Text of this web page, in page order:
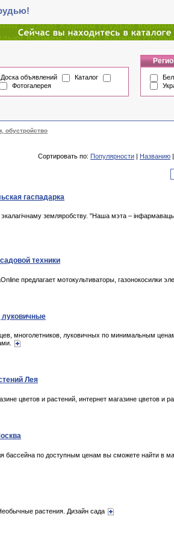
Доска объявлений
Каталог
Фотогалерея
обустройство
Сортировать по: Популярности | Названию |
гаспадарка
земляробству. "Наша мэта –
техники
предлагает мотокультиваторы, газонокосилки
многолетников, луковичных по минимальным
Лея
цветов и растений, интернет магазине цветов и
бассейна по доступным ценам вы сможете найти в
растения. Дизайн сада